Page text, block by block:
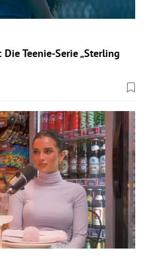
Teenie-Serie „Sterling